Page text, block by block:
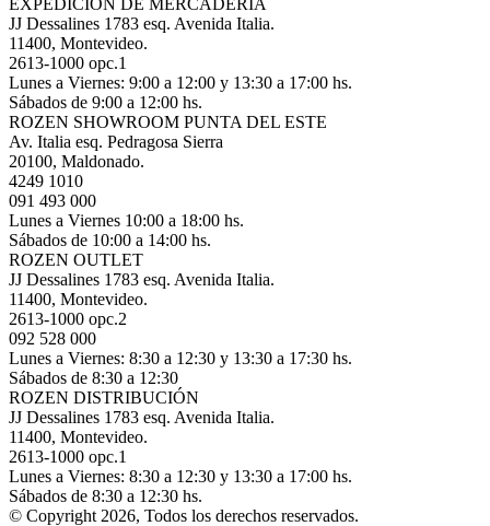
EXPEDICIÓN DE MERCADERÍA
JJ Dessalines 1783 esq. Avenida Italia.
11400, Montevideo.
2613-1000 opc.1
Lunes a Viernes: 9:00 a 12:00 y 13:30 a 17:00 hs.
Sábados de 9:00 a 12:00 hs.
ROZEN SHOWROOM PUNTA DEL ESTE
Av. Italia esq. Pedragosa Sierra
20100, Maldonado.
4249 1010
091 493 000
Lunes a Viernes 10:00 a 18:00 hs.
Sábados de 10:00 a 14:00 hs.
ROZEN OUTLET
JJ Dessalines 1783 esq. Avenida Italia.
11400, Montevideo.
2613-1000 opc.2
092 528 000
Lunes a Viernes: 8:30 a 12:30 y 13:30 a 17:30 hs.
Sábados de 8:30 a 12:30
ROZEN DISTRIBUCIÓN
JJ Dessalines 1783 esq. Avenida Italia.
11400, Montevideo.
2613-1000 opc.1
Lunes a Viernes: 8:30 a 12:30 y 13:30 a 17:00 hs.
Sábados de 8:30 a 12:30 hs.
© Copyright 2026, Todos los derechos reservados.